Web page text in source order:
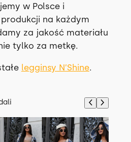
w Polsce i
na każdym
za jakość materiału
tylko za metkę.
legginsy N’Shine.